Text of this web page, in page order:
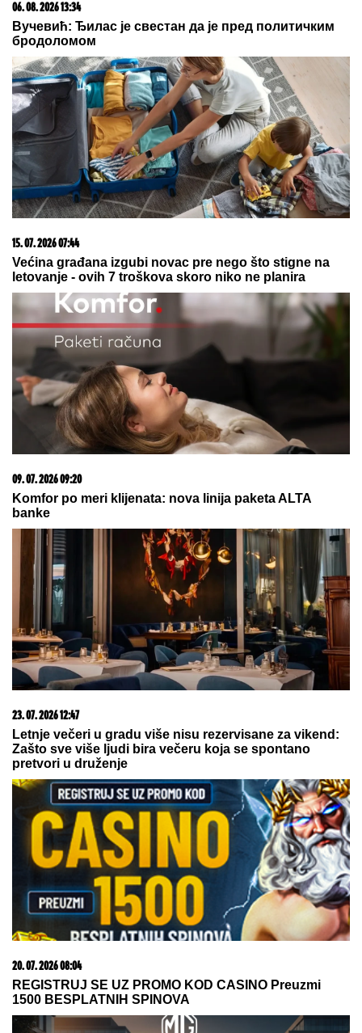
07. 08. 2026 06:09
"Samo naši mogu takvu seljanu da naprave" Prizor iz
05. 08. 2026 06:45
Šta dete nasleđuje od oca, a šta od majke? Sve što
06. 08. 2026 13:34
Вучевић: Ђилас је свестан да је пред политичким
бродоломом
15. 07. 2026 07:44
Većina građana izgubi novac pre nego što stigne na
letovanje - ovih 7 troškova skoro niko ne planira
09. 07. 2026 09:20